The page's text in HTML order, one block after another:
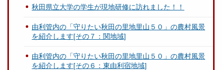
秋田県立大学の学生が現地研修に訪れました！！
由利管内の「守りたい秋田の里地里山５０」の農村風景
を紹介します[その７：関地域]
由利管内の「守りたい秋田の里地里山５０」の農村風景
を紹介します[その６：東由利宿地域]